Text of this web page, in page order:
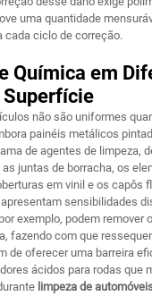
uma quantidade
cada ciclo de correção.
Química em
não são uniformes
painéis metálicos
de agentes de limpeza,
juntas de borracha, os
em vinil e os capôs
sensibilidades
exemplo, podem remover
fazendo com que
de oferecer uma barreira
ácidos para rodas que
limpeza de